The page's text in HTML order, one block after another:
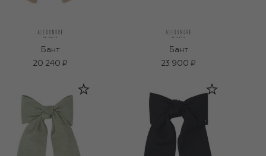
Бант
20 240 ₽
Бант
23 900 ₽